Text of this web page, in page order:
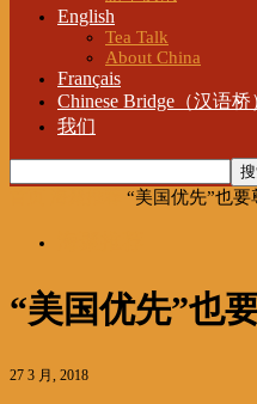
English
Tea Talk
About China
Français
Chinese Bridge（汉语桥
我们
“美国优先”也要
“美国优先”也
27 3 月, 2018